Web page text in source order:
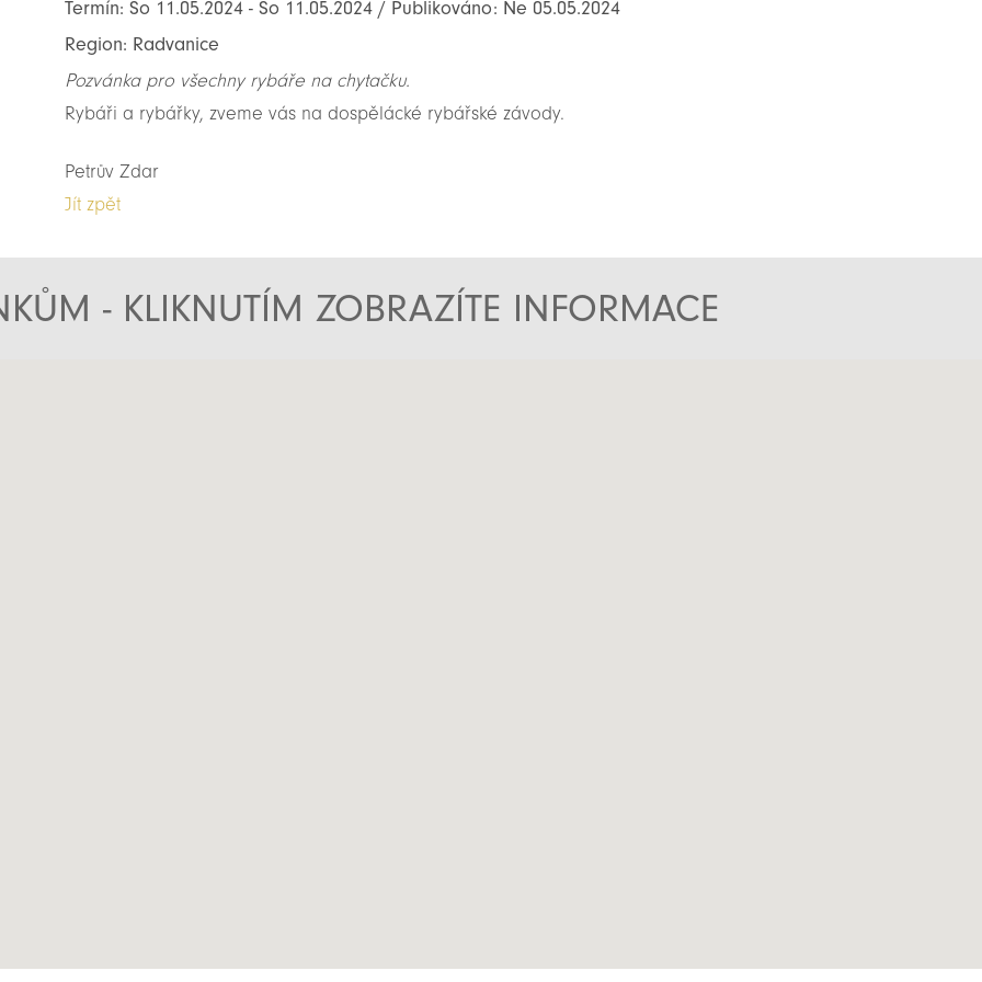
Termín: So 11.05.2024 - So 11.05.2024 / Publikováno: Ne 05.05.2024
Region: Radvanice
Pozvánka pro všechny rybáře na chytačku.
Rybáři a rybářky, zveme vás na dospělácké rybářské závody.
Petrův Zdar
Jít zpět
- KLIKNUTÍM ZOBRAZÍTE INFORMACE